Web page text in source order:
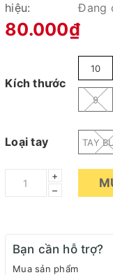
hiệu:
Đang
80.000₫
Kích thước
10
9
Loại tay TAY
+
–
Bạn cần hỗ trợ?
Mua sản phẩm